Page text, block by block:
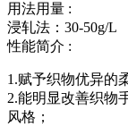
用法用量 :
浸轧法：30-50g/L
性能简介 :
1.赋予织物优异的
2.能明显改善织物
风格；